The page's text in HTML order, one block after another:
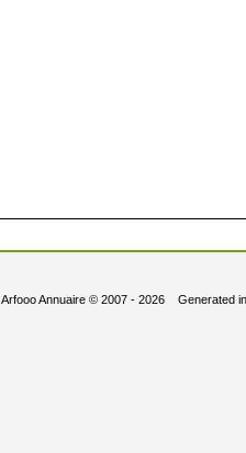
Arfooo Annuaire© 2007 - 2026 Generated